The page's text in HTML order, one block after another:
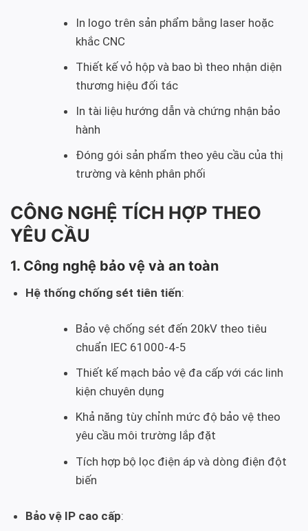
In logo trên sản phẩm bằng laser hoặc
khắc CNC
Thiết kế vỏ hộp và bao bì theo nhận diện
thương hiệu đối tác
In tài liệu hướng dẫn và chứng nhận bảo
hành
Đóng gói sản phẩm theo yêu cầu của thị
trường và kênh phân phối
CÔNG NGHỆ TÍCH HỢP THEO
YÊU CẦU
1. Công nghệ bảo vệ và an toàn
Hệ thống chống sét tiên tiến:
Bảo vệ chống sét đến 20kV theo tiêu
chuẩn IEC 61000-4-5
Thiết kế mạch bảo vệ đa cấp với các linh
kiện chuyên dụng
Khả năng tùy chỉnh mức độ bảo vệ theo
yêu cầu môi trường lắp đặt
Tích hợp bộ lọc điện áp và dòng điện đột
biến
Bảo vệ IP cao cấp: